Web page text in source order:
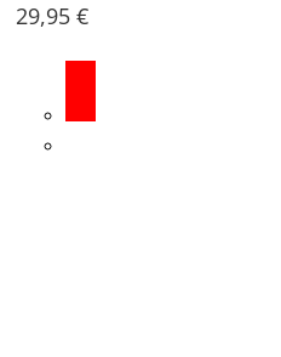
29,95 €